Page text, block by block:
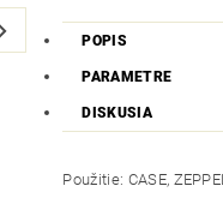
POPIS
PARAMETRE
DISKUSIA
Použitie: CASE,